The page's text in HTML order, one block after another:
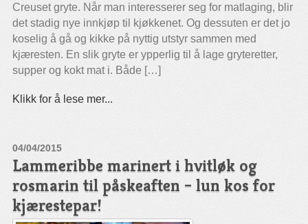
Creuset gryte. Når man interesserer seg for matlaging, blir
det stadig nye innkjøp til kjøkkenet. Og dessuten er det jo
koselig å gå og kikke på nyttig utstyr sammen med
kjæresten. En slik gryte er ypperlig til å lage gryteretter,
supper og kokt mat i. Både […]
Klikk for å lese mer...
04/04/2015
Lammeribbe marinert i hvitløk og
rosmarin til påskeaften – lun kos for
kjærestepar!